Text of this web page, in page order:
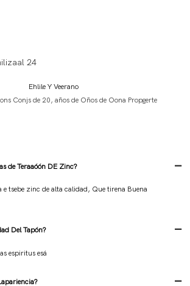
Ehlile Y Veerano
Conjs de 20, años de Oños de Oona Propgerte
de Teraaóón DE Zinc?
tsebe zinc de alta calidad, Que tirena Buena
Del Tapón?
espiritus esá